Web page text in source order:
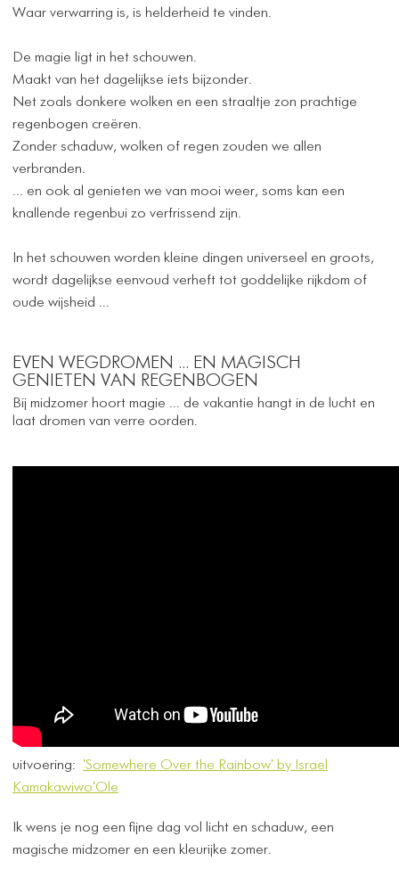
Waar verwarring is, is helderheid te vinden.
De magie ligt in het schouwen.
Maakt van het dagelijkse iets bijzonder.
Net zoals donkere wolken en een straaltje zon prachtige
regenbogen creëren.
Zonder schaduw, wolken of regen zouden we allen
verbranden.
... en ook al genieten we van mooi weer, soms kan een
knallende regenbui zo verfrissend zijn.
In het schouwen worden kleine dingen universeel en groots,
wordt dagelijkse eenvoud verheft tot goddelijke rijkdom of
oude wijsheid ...
EVEN WEGDROMEN ... EN MAGISCH
GENIETEN VAN REGENBOGEN
Bij midzomer hoort magie ... de vakantie hangt in de lucht en
laat dromen van verre oorden.
uitvoering: 'Somewhere Over the Rainbow' by Israel
Kamakawiwo'Ole
Ik wens je nog een fijne dag vol licht en schaduw, een
magische midzomer en een kleurijke zomer.